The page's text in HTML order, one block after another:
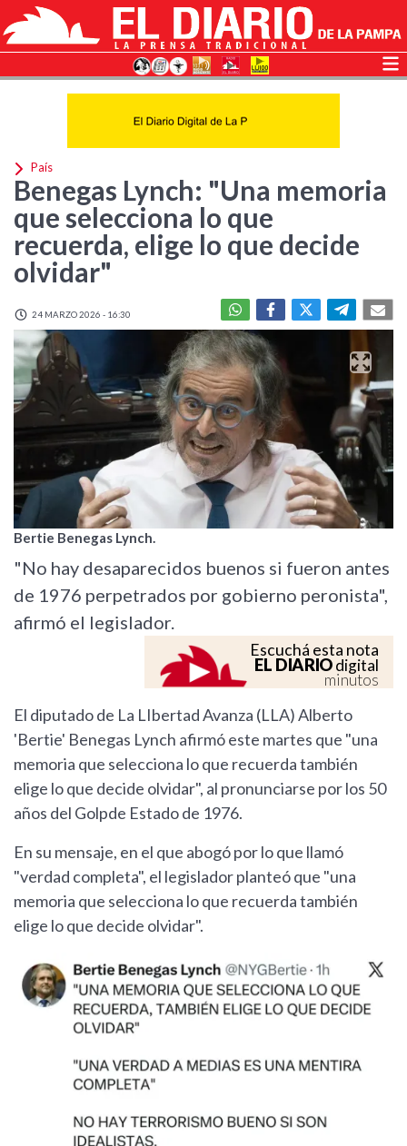
País
Benegas Lynch: "Una memoria
que selecciona lo que
recuerda, elige lo que decide
olvidar"
24 MARZO 2026 - 16:30
Bertie Benegas Lynch.
"No hay desaparecidos buenos si fueron antes
de 1976 perpetrados por gobierno peronista",
afirmó el legislador.
Escuchá esta nota
EL DIARIOdigital
minutos
El diputado de La LIbertad Avanza (LLA) Alberto
'Bertie' Benegas Lynch afirmó este martes que "una
memoria que selecciona lo que recuerda también
elige lo que decide olvidar", al pronunciarse por los 50
años del Golpde Estado de 1976.
En su mensaje, en el que abogó por lo que llamó
"verdad completa", el legislador planteó que "una
memoria que selecciona lo que recuerda también
elige lo que decide olvidar".